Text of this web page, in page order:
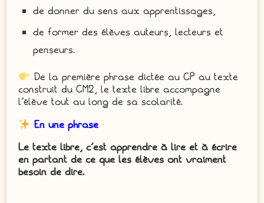
de donner du sens aux apprentissages,
de former des élèves auteurs, lecteurs et
penseurs.
De la première phrase dictée au CP au texte
construit du CM2, le texte libre accompagne
l’élève tout au long de sa scolarité.
En une phrase
Le texte libre, c’est apprendre à lire et à écrire
en partant de ce que les élèves ont vraiment
besoin de dire.